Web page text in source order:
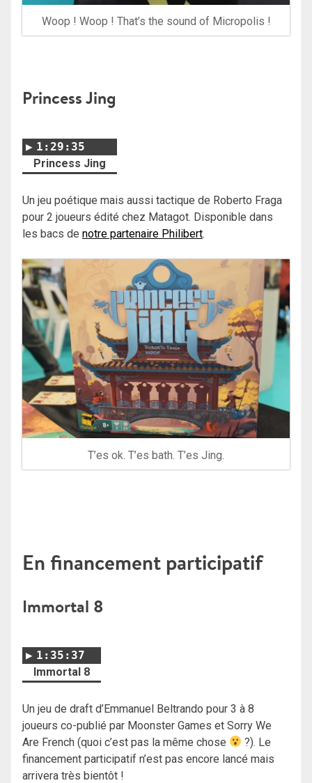
Woop ! Woop ! That’s the sound of Micropolis !
Princess Jing
1:29:35
Princess Jing
Un jeu poétique mais aussi tactique de Roberto Fraga
pour 2 joueurs édité chez Matagot. Disponible dans
les bacs de notre partenaire Philibert.
T’es ok. T’es bath. T’es Jing.
En financement participatif
Immortal 8
1:35:37
Immortal 8
Un jeu de draft d’Emmanuel Beltrando pour 3 à 8
joueurs co-publié par Moonster Games et Sorry We
Are French (quoi c’est pas la même chose
?). Le
financement participatif n’est pas encore lancé mais
arrivera très bientôt !